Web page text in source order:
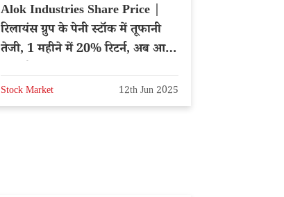
Alok Industries Share Price |
रिलायंस ग्रुप के पेनी स्टॉक में तूफानी
तेजी, 1 महीने में 20% रिटर्न, अब आगे
Stock Market 12th Jun 2025